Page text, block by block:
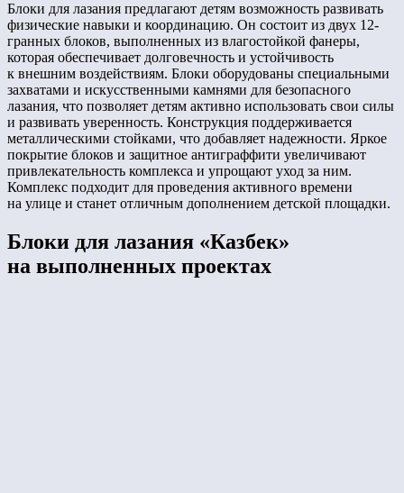
Блоки для лазания предлагают детям возможность развивать
физические навыки и координацию. Он состоит из двух 12-
гранных блоков, выполненных из влагостойкой фанеры,
которая обеспечивает долговечность и устойчивость
к внешним воздействиям. Блоки оборудованы специальными
захватами и искусственными камнями для безопасного
лазания, что позволяет детям активно использовать свои силы
и развивать уверенность. Конструкция поддерживается
металлическими стойками, что добавляет надежности. Яркое
покрытие блоков и защитное антиграффити увеличивают
привлекательность комплекса и упрощают уход за ним.
Комплекс подходит для проведения активного времени
на улице и станет отличным дополнением детской площадки.
Блоки для лазания «Казбек»
на выполненных проектах